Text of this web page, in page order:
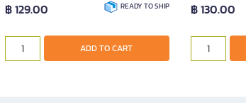
฿ 129.00 READY TO SHIP
ADD TO CART
฿ 130.00